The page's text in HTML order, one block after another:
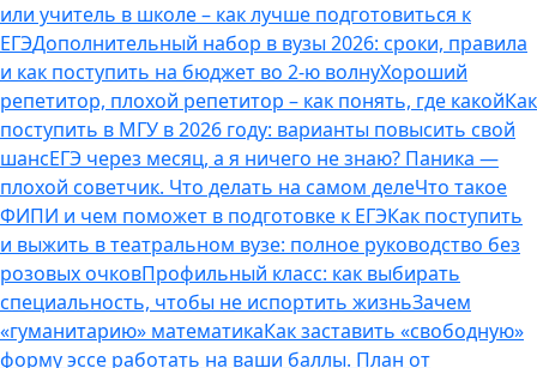
или учитель в школе – как лучше подготовиться к
ЕГЭДополнительный набор в вузы 2026: сроки, правила
и как поступить на бюджет во 2‑ю волнуХороший
репетитор, плохой репетитор – как понять, где какойКак
поступить в МГУ в 2026 году: варианты повысить свой
шансЕГЭ через месяц, а я ничего не знаю? Паника —
плохой советчик. Что делать на самом делеЧто такое
ФИПИ и чем поможет в подготовке к ЕГЭКак поступить
и выжить в театральном вузе: полное руководство без
розовых очковПрофильный класс: как выбирать
специальность, чтобы не испортить жизньЗачем
«гуманитарию» математикаКак заставить «свободную»
форму эссе работать на ваши баллы. План от